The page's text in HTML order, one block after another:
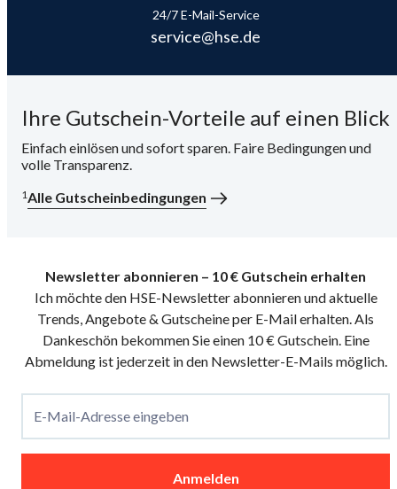
24/7 E-Mail-Service
service@hse.de
Ihre Gutschein-Vorteile auf einen Blick
Einfach einlösen und sofort sparen. Faire Bedingungen und
volle Transparenz.
1Alle Gutscheinbedingungen
Newsletter abonnieren – 10 € Gutschein erhalten
Ich möchte den HSE-Newsletter abonnieren und aktuelle
Trends, Angebote & Gutscheine per E-Mail erhalten. Als
Dankeschön bekommen Sie einen 10 € Gutschein. Eine
Abmeldung ist jederzeit in den Newsletter-E-Mails möglich.
E-Mail-Adresse eingeben
Anmelden